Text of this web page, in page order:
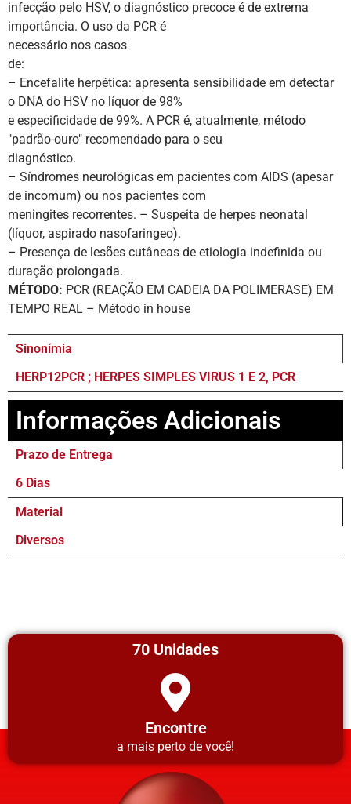
infecção pelo HSV, o diagnóstico precoce é de extrema
importância. O uso da PCR é
necessário nos casos
de:
– Encefalite herpética: apresenta sensibilidade em detectar
o DNA do HSV no líquor de 98%
e especificidade de 99%. A PCR é, atualmente, método
"padrão-ouro" recomendado para o seu
diagnóstico.
– Síndromes neurológicas em pacientes com AIDS (apesar
de incomum) ou nos pacientes com
meningites recorrentes. – Suspeita de herpes neonatal
(líquor, aspirado nasofaringeo).
– Presença de lesões cutâneas de etiologia indefinida ou
duração prolongada.
MÉTODO: PCR (REAÇÃO EM CADEIA DA POLIMERASE) EM
TEMPO REAL – Método in house
Sinonímia
HERP12PCR ; HERPES SIMPLES VIRUS 1 E 2, PCR
Informações Adicionais
Prazo de Entrega
6 Dias
Material
Diversos
70 Unidades
Encontre
a mais perto de você!